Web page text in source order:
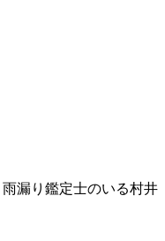
漏り鑑定士のいる村井